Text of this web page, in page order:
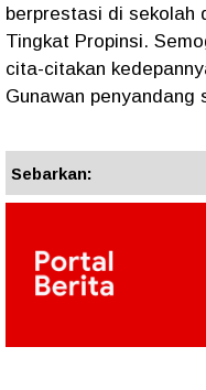
berprestasi di sekolah
Tingkat Propinsi.
cita-citakan
Gunawan penyandang
Sebarkan: